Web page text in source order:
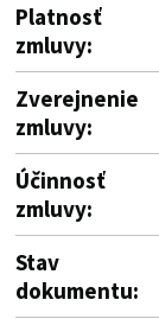
Platnosť
zmluvy:
Zverejnenie
zmluvy:
Účinnosť
zmluvy:
Stav
dokumentu: